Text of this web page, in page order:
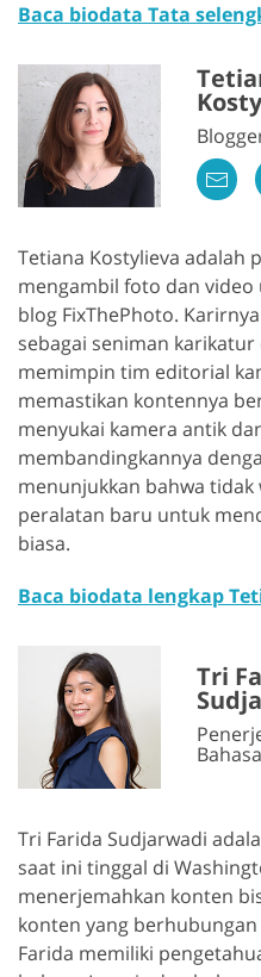
Baca biodata Tata
Tetiana Kostylieva adalah
mengambil foto dan
blog FixThePhoto.
sebagai seniman
memimpin tim editorial
memastikan kontennya
menyukai kamera antik
membandingkannya
menunjukkan bahwa
peralatan baru untuk
biasa.
Baca biodata lengkap
Tri
Tri Farida Sudjarwadi
saat ini tinggal di
menerjemahkan konten
konten yang
Farida memiliki